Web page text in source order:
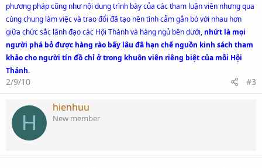
phương pháp cũng như nội dung trình bày của các tham luận viên nhưng qua
cùng chung làm việc và trao đổi đã tạo nên tình cảm gắn bó với nhau hơn
giữa chức sắc lãnh đạo các Hội Thánh và hàng ngủ bên dưới, nhứt là mọi
người phá bỏ được hàng rào bấy lâu đã hạn chế nguồn kinh sách tham
khảo cho người tín đồ chỉ ở trong khuôn viên riêng biệt của mỗi Hội
Thánh.
2/9/10 #3
H
hienhuu
New member